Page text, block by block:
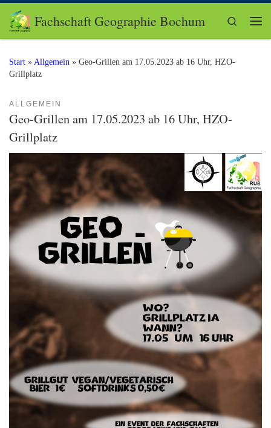
Zum Inhalt springen
Fachschaft Geographie Bochum
Search
Start » Allgemein » Geo-Grillen am 17.05.2023 ab 16 Uhr, HZO-
Grillplatz
ALLGEMEIN
Geo-Grillen am 17.05.2023 ab 16 Uhr, HZO-
Grillplatz